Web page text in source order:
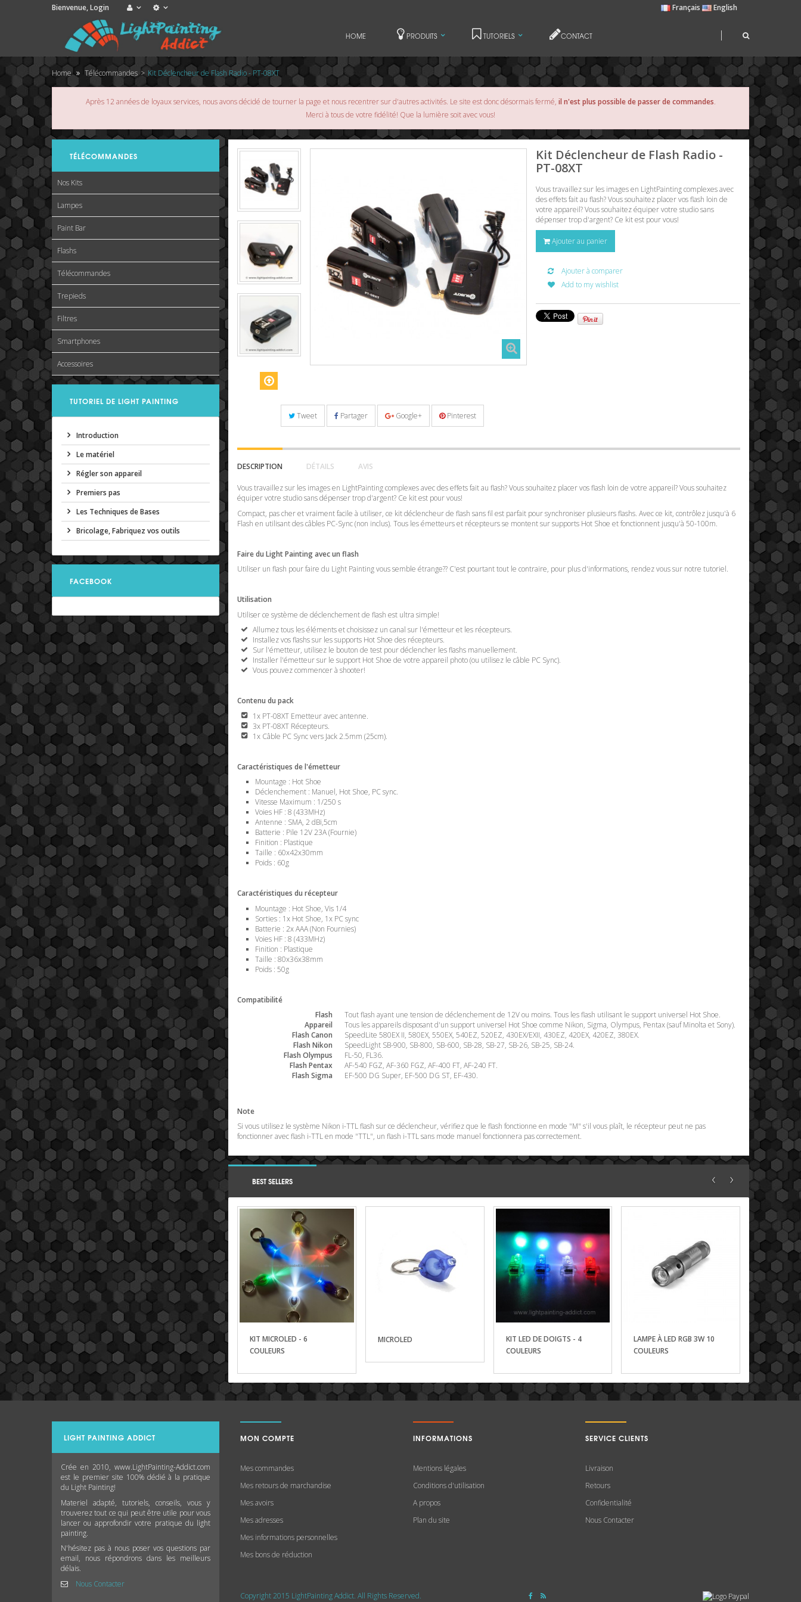
Bienvenue,Login Français English
HOME PRODUITS TUTORIELS CONTACT
Home Télécommandes > Kit Déclencheur de Flash Radio - PT-08XT
Après 12 années de loyaux services, nous avons décidé de tourner la page et nous recentrer sur d'autres activités. Le site est donc désormais fermé, il n'est plus possible de passer de commandes.
Merci à tous de votre fidélité! Que la lumière soit avec vous!
TÉLÉCOMMANDES
Nos Kits
Lampes
Paint Bar
Flashs
Télécommandes
Trepieds
Filtres
Smartphones
Accessoires
TUTORIEL DE LIGHT PAINTING
Introduction
Le matériel
Régler son appareil
Premiers pas
Les Techniques de Bases
Bricolage, Fabriquez vos outils
FACEBOOK
Tweet Partager Google+ Pinterest
Kit Déclencheur de Flash Radio -
PT-08XT
Vous travaillez sur les images en LightPainting complexes avec
des effets fait au flash? Vous souhaitez placer vos flash loin de
votre appareil? Vous souhaitez équiper votre studio sans
dépenser trop d'argent? Ce kit est pour vous!
Ajouter au panier
Ajouter à comparer
Add to my wishlist
DESCRIPTION DÉTAILS AVIS
Vous travaillez sur les images en LightPainting complexes avec des effets fait au flash? Vous souhaitez placer vos flash loin de votre appareil? Vous souhaitez
équiper votre studio sans dépenser trop d'argent? Ce kit est pour vous!
Compact, pas cher et vraiment facile à utiliser, ce kit déclencheur de flash sans fil est parfait pour synchroniser plusieurs flashs. Avec ce kit, contrôlez jusqu'à 6
Flash en utilisant des câbles PC-Sync (non inclus). Tous les émetteurs et récepteurs se montent sur supports Hot Shoe et fonctionnent jusqu'à 50-100m.
Faire du Light Painting avec un flash
Utiliser un flash pour faire du Light Painting vous semble étrange?? C'est pourtant tout le contraire, pour plus d'informations, rendez vous sur notre tutoriel.
Utilisation
Utiliser ce système de déclenchement de flash est ultra simple!
Allumez tous les éléments et choisissez un canal sur l'émetteur et les récepteurs.
Installez vos flashs sur les supports Hot Shoe des récepteurs.
Sur l'émetteur, utilisez le bouton de test pour déclencher les flashs manuellement.
Installer l'émetteur sur le support Hot Shoe de votre appareil photo (ou utilisez le câble PC Sync).
Vous pouvez commencer à shooter!
Contenu du pack
1x PT-08XT Emetteur avec antenne.
3x PT-08XT Récepteurs.
1x Câble PC Sync vers Jack 2.5mm (25cm).
Caractéristiques de l'émetteur
Mountage : Hot Shoe
Déclenchement : Manuel, Hot Shoe, PC sync.
Vitesse Maximum : 1/250 s
Voies HF : 8 (433MHz)
Antenne : SMA, 2 dBi,5cm
Batterie : Pile 12V 23A (Fournie)
Finition : Plastique
Taille : 60x42x30mm
Poids : 60g
Caractéristiques du récepteur
Mountage : Hot Shoe, Vis 1/4
Sorties : 1x Hot Shoe, 1x PC sync
Batterie : 2x AAA (Non Fournies)
Voies HF : 8 (433MHz)
Finition : Plastique
Taille : 80x36x38mm
Poids : 50g
Compatibilité
Flash
Tout flash ayant une tension de déclenchement de 12V ou moins. Tous les flash utilisant le support universel Hot Shoe.
Appareil
Tous les appareils disposant d'un support universel Hot Shoe comme Nikon, Sigma, Olympus, Pentax (sauf Minolta et Sony).
Flash Canon
SpeedLite 580EX II, 580EX, 550EX, 540EZ, 520EZ, 430EX/EXII, 430EZ, 420EX, 420EZ, 380EX.
Flash Nikon
SpeedLight SB-900, SB-800, SB-600, SB-28, SB-27, SB-26, SB-25, SB-24.
Flash Olympus
FL-50, FL36.
Flash Pentax
AF-540 FGZ, AF-360 FGZ, AF-400 FT, AF-240 FT.
Flash Sigma
EF-500 DG Super, EF-500 DG ST, EF-430.
Note
Si vous utilisez le système Nikon i-TTL flash sur ce déclencheur, vérifiez que le flash fonctionne en mode "M" s'il vous plaît, le récepteur peut ne pas
fonctionner avec flash i-TTL en mode "TTL", un flash i-TTL sans mode manuel fonctionnera pas correctement.
BEST SELLERS ‹ ›
KIT MICROLED - 6
COULEURS
MICROLED
KIT LED DE DOIGTS - 4
COULEURS
LAMPE À LED RGB 3W 10
COULEURS
LIGHT PAINTING ADDICT
Crée en 2010, www.LightPainting-Addict.com
est le premier site 100% dédié à la pratique
du Light Painting!
Materiel adapté, tutoriels, conseils, vous y
trouverez tout ce qui peut être utile pour vous
lancer ou approfondir votre pratique du light
painting.
N'hésitez pas à nous poser vos questions par
email, nous répondrons dans les meilleurs
délais.
Nous Contacter
MON COMPTE
Mes commandes
Mes retours de marchandise
Mes avoirs
Mes adresses
Mes informations personnelles
Mes bons de réduction
INFORMATIONS
Mentions légales
Conditions d'utilisation
A propos
Plan du site
SERVICE CLIENTS
Livraison
Retours
Confidentialité
Nous Contacter
Copyright 2015 LightPainting Addict. All Rights Reserved.